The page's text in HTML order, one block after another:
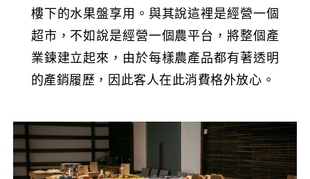
樓下的水果盤享用。與其說這裡是經營一個
超市，不如說是經營一個農平台，將整個產
業鍊建立起來，由於每樣農產品都有著透明
的產銷履歷，因此客人在此消費格外放心。